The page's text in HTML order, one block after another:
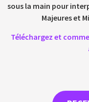
sous la main pour
Majeures et
Téléchargez et